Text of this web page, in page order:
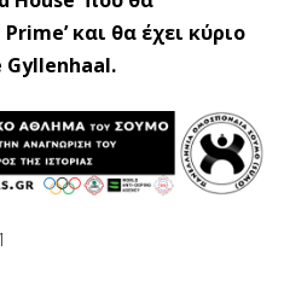
και θα έχει κύριο
Gyllenhaal.